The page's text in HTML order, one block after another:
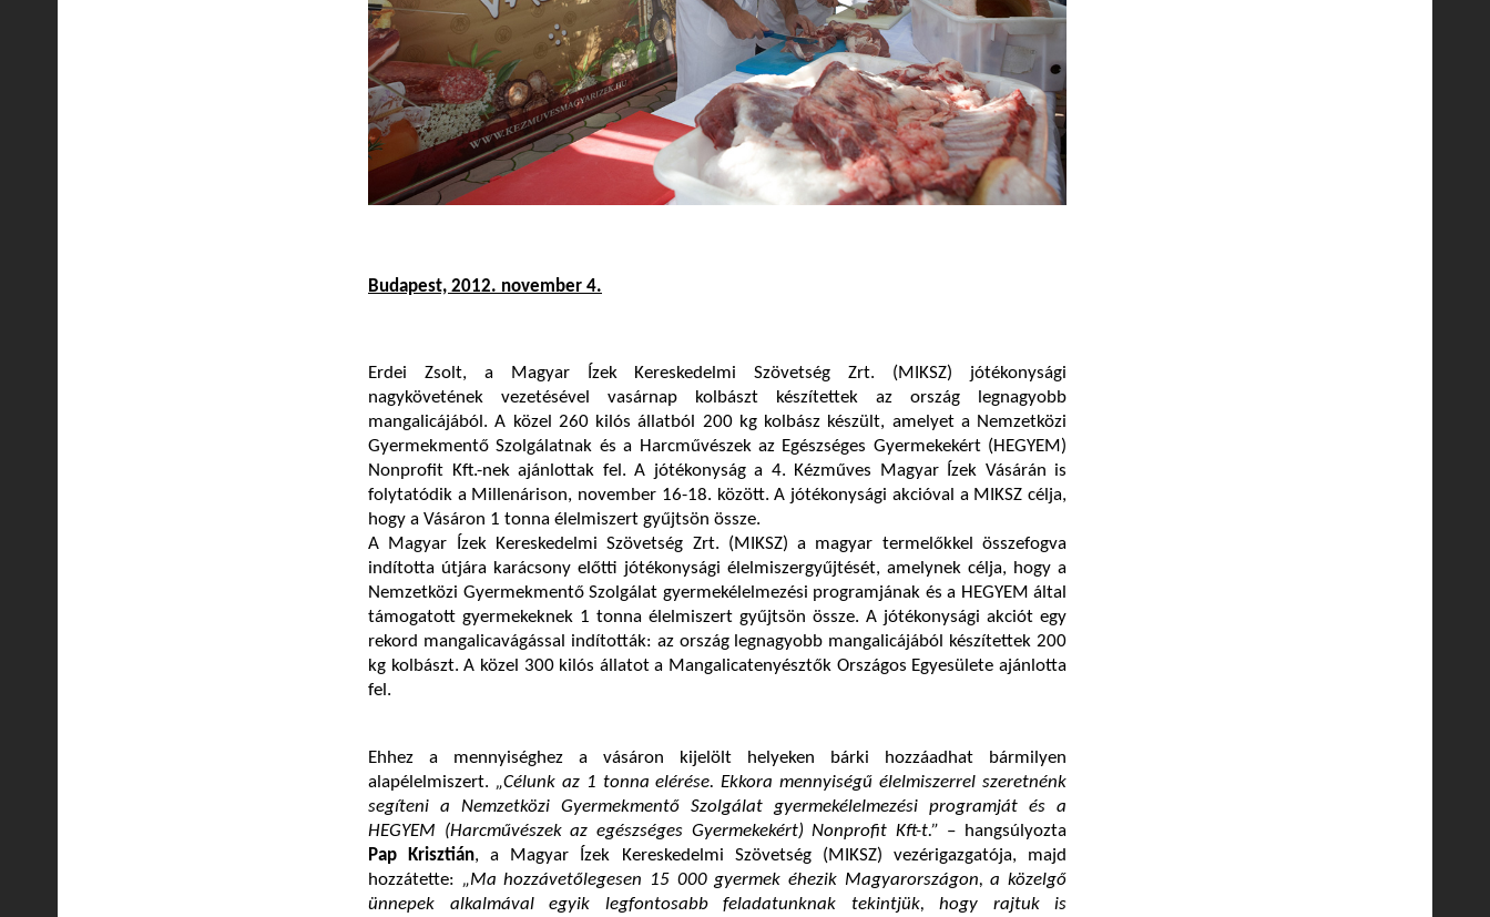
Budapest, 2012. november 4.
Erdei Zsolt, a Magyar Ízek Kereskedelmi Szövetség Zrt. (MIKSZ) jótékonysági
nagykövetének vezetésével vasárnap kolbászt készítettek az ország legnagyobb
mangalicájából. A közel 260 kilós állatból 200 kg kolbász készült, amelyet a Nemzetközi
Gyermekmentő Szolgálatnak és a Harcművészek az Egészséges Gyermekekért (HEGYEM)
Nonprofit Kft.-nek ajánlottak fel. A jótékonyság a 4. Kézműves Magyar Ízek Vásárán is
folytatódik a Millenárison, november 16-18. között. A jótékonysági akcióval a MIKSZ célja,
hogy a Vásáron 1 tonna élelmiszert gyűjtsön össze.
A Magyar Ízek Kereskedelmi Szövetség Zrt. (MIKSZ) a magyar termelőkkel összefogva
indította útjára karácsony előtti jótékonysági élelmiszergyűjtését, amelynek célja, hogy a
Nemzetközi Gyermekmentő Szolgálat gyermekélelmezési programjának és a HEGYEM által
támogatott gyermekeknek 1 tonna élelmiszert gyűjtsön össze. A jótékonysági akciót egy
rekord mangalicavágással indították: az ország legnagyobb mangalicájából készítettek 200
kg kolbászt. A közel 300 kilós állatot a Mangalicatenyésztők Országos Egyesülete ajánlotta
fel.
Ehhez a mennyiséghez a vásáron kijelölt helyeken bárki hozzáadhat bármilyen
alapélelmiszert. „Célunk az 1 tonna elérése. Ekkora mennyiségű élelmiszerrel szeretnénk
segíteni a Nemzetközi Gyermekmentő Szolgálat gyermekélelmezési programját és a
HEGYEM (Harcművészek az egészséges Gyermekekért) Nonprofit Kft-t.” – hangsúlyozta
Pap Krisztián, a Magyar Ízek Kereskedelmi Szövetség (MIKSZ) vezérigazgatója, majd
hozzátette: „Ma hozzávetőlegesen 15 000 gyermek éhezik Magyarországon, a közelgő
ünnepek alkalmával egyik legfontosabb feladatunknak tekintjük, hogy rajtuk is